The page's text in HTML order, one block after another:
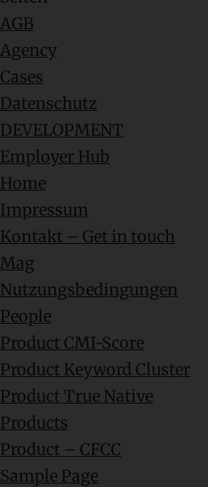
AGB
Agency
Cases
Datenschutz
DEVELOPMENT
Employer Hub
Home
Impressum
Kontakt – Get in touch
Mag
Nutzungsbedingungen
People
Product CMI-Score
Product Keyword Cluster
Product True Native
Products
Product – CFCC
Sample Page